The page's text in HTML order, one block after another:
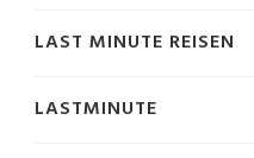
LAST MINUTE REISEN
LASTMINUTE